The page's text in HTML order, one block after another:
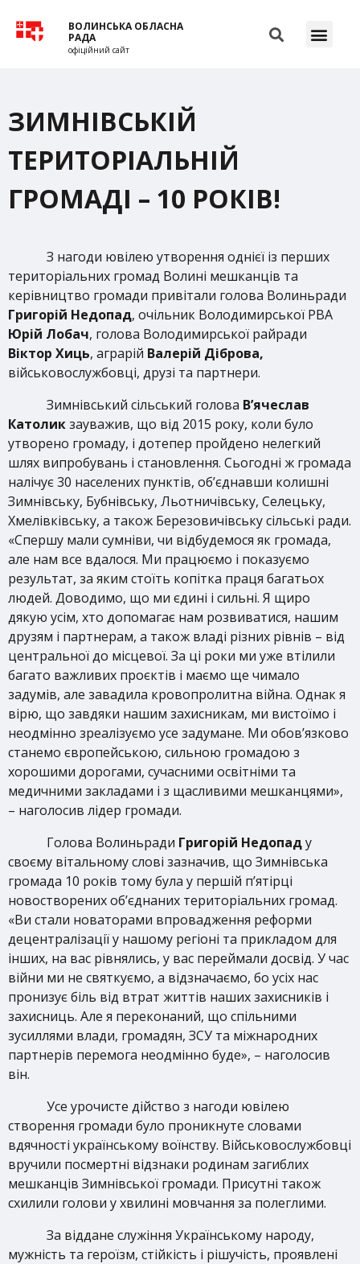
ВОЛИНСЬКА ОБЛАСНА
РАДА
офіційний сайт
ЗИМНІВСЬКІЙ
ТЕРИТОРІАЛЬНІЙ
ГРОМАДІ – 10 РОКІВ!
З нагоди ювілею утворення однієї із перших
територіальних громад Волині мешканців та
керівництво громади привітали голова Волиньради
Григорій Недопад, очільник Володимирської РВА
Юрій Лобач, голова Володимирської райради
Віктор Хиць, аграрій Валерій Діброва,
військовослужбовці, друзі та партнери.
Зимнівський сільський голова В’ячеслав
Католикзауважив, що від 2015 року, коли було
утворено громаду, і дотепер пройдено нелегкий
шлях випробувань і становлення. Сьогодні ж громада
налічує 30 населених пунктів, об’єднавши колишні
Зимнівську, Бубнівську, Льотничівську, Селецьку,
Хмелівківську, а також Березовичівську сільські ради.
«Спершу мали сумніви, чи відбудемося як громада,
але нам все вдалося. Ми працюємо і показуємо
результат, за яким стоїть копітка праця багатьох
людей. Доводимо, що ми єдині і сильні. Я щиро
дякую усім, хто допомагає нам розвиватися, нашим
друзям і партнерам, а також владі різних рівнів – від
центральної до місцевої. За ці роки ми уже втілили
багато важливих проєктів і маємо ще чимало
задумів, але завадила кровопролитна війна. Однак я
вірю, що завдяки нашим захисникам, ми вистоїмо і
неодмінно зреалізуємо усе задумане. Ми обов’язково
станемо європейською, сильною громадою з
хорошими дорогами, сучасними освітніми та
медичними закладами і з щасливими мешканцями»,
– наголосив лідер громади.
Голова Волиньради Григорій Недопаду
своєму вітальному слові зазначив, що Зимнівська
громада 10 років тому була у першій п’ятірці
новостворених об’єднаних територіальних громад.
«Ви стали новаторами впровадження реформи
децентралізації у нашому регіоні та прикладом для
інших, на вас рівнялись, у вас переймали досвід. У час
війни ми не святкуємо, а відзначаємо, бо усіх нас
пронизує біль від втрат життів наших захисників і
захисниць. Але я переконаний, що спільними
зусиллями влади, громадян, ЗСУ та міжнародних
партнерів перемога неодмінно буде», – наголосив
він.
Усе урочисте дійство з нагоди ювілею
створення громади було проникнуте словами
вдячності українському воїнству. Військовослужбовці
вручили посмертні відзнаки родинам загиблих
мешканців Зимнівської громади. Присутні також
схилили голови у хвилині мовчання за полеглими.
За віддане служіння Українському народу,
мужність та героїзм, стійкість і рішучість, проявлені